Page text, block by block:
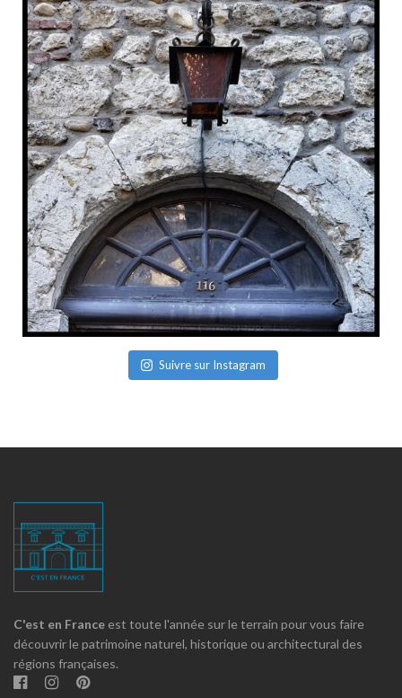
Suivre sur Instagram
C'est en France est toute l'année sur le terrain pour vous faire
découvrir le patrimoine naturel, historique ou architectural des
régions françaises.